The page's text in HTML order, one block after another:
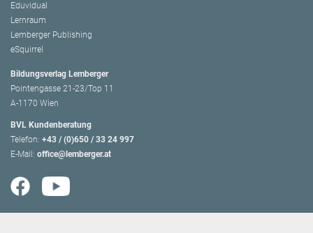
Eduvidual
Lernraum
Lemberger Publishing
eSquirrel
Bildungsverlag Lemberger
Pointengasse 21-23/Top 11
A-1170 Wien
BVL Kundenberatung
Telefon: +43 / (0)650 / 33 24 997
E-Mail: office@lemberger.at